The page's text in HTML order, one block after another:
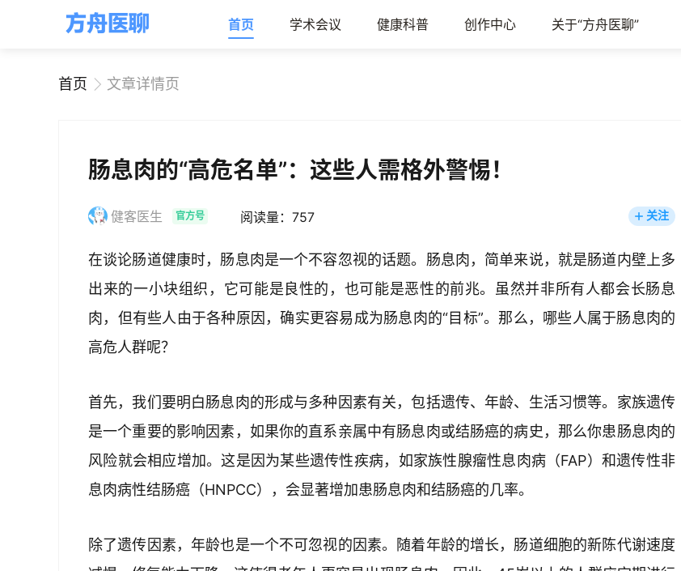
首页 学术会议 健康科普 创作中心 关于“方舟医聊”
首页 文章详情页
肠息肉的“高危名单”：这些人需格外警惕！
健客医生 官方号 阅读量：757 关注
在谈论肠道健康时，肠息肉是一个不容忽视的话题。肠息肉，简单来说，就是肠道内壁上多
出来的一小块组织，它可能是良性的，也可能是恶性的前兆。虽然并非所有人都会长肠息
肉，但有些人由于各种原因，确实更容易成为肠息肉的“目标”。那么，哪些人属于肠息肉的
高危人群呢？
首先，我们要明白肠息肉的形成与多种因素有关，包括遗传、年龄、生活习惯等。家族遗传
是一个重要的影响因素，如果你的直系亲属中有肠息肉或结肠癌的病史，那么你患肠息肉的
风险就会相应增加。这是因为某些遗传性疾病，如家族性腺瘤性息肉病（FAP）和遗传性非
息肉病性结肠癌（HNPCC），会显著增加患肠息肉和结肠癌的几率。
除了遗传因素，年龄也是一个不可忽视的因素。随着年龄的增长，肠道细胞的新陈代谢速度